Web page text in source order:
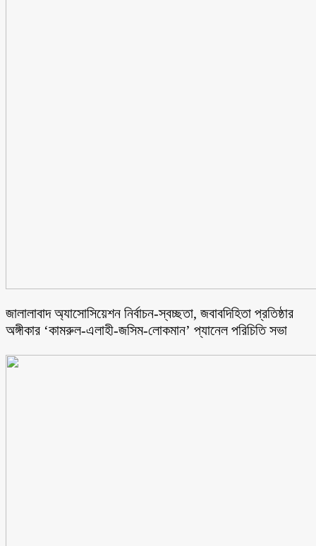
জালালাবাদ অ্যাসোসিয়েশন নির্বাচন-স্বচ্ছতা, জবাবদিহিতা প্রতিষ্ঠার
অঙ্গীকার ‘কামরুল-এলাহী-জসিম-লোকমান’ প্যানেল পরিচিতি সভা